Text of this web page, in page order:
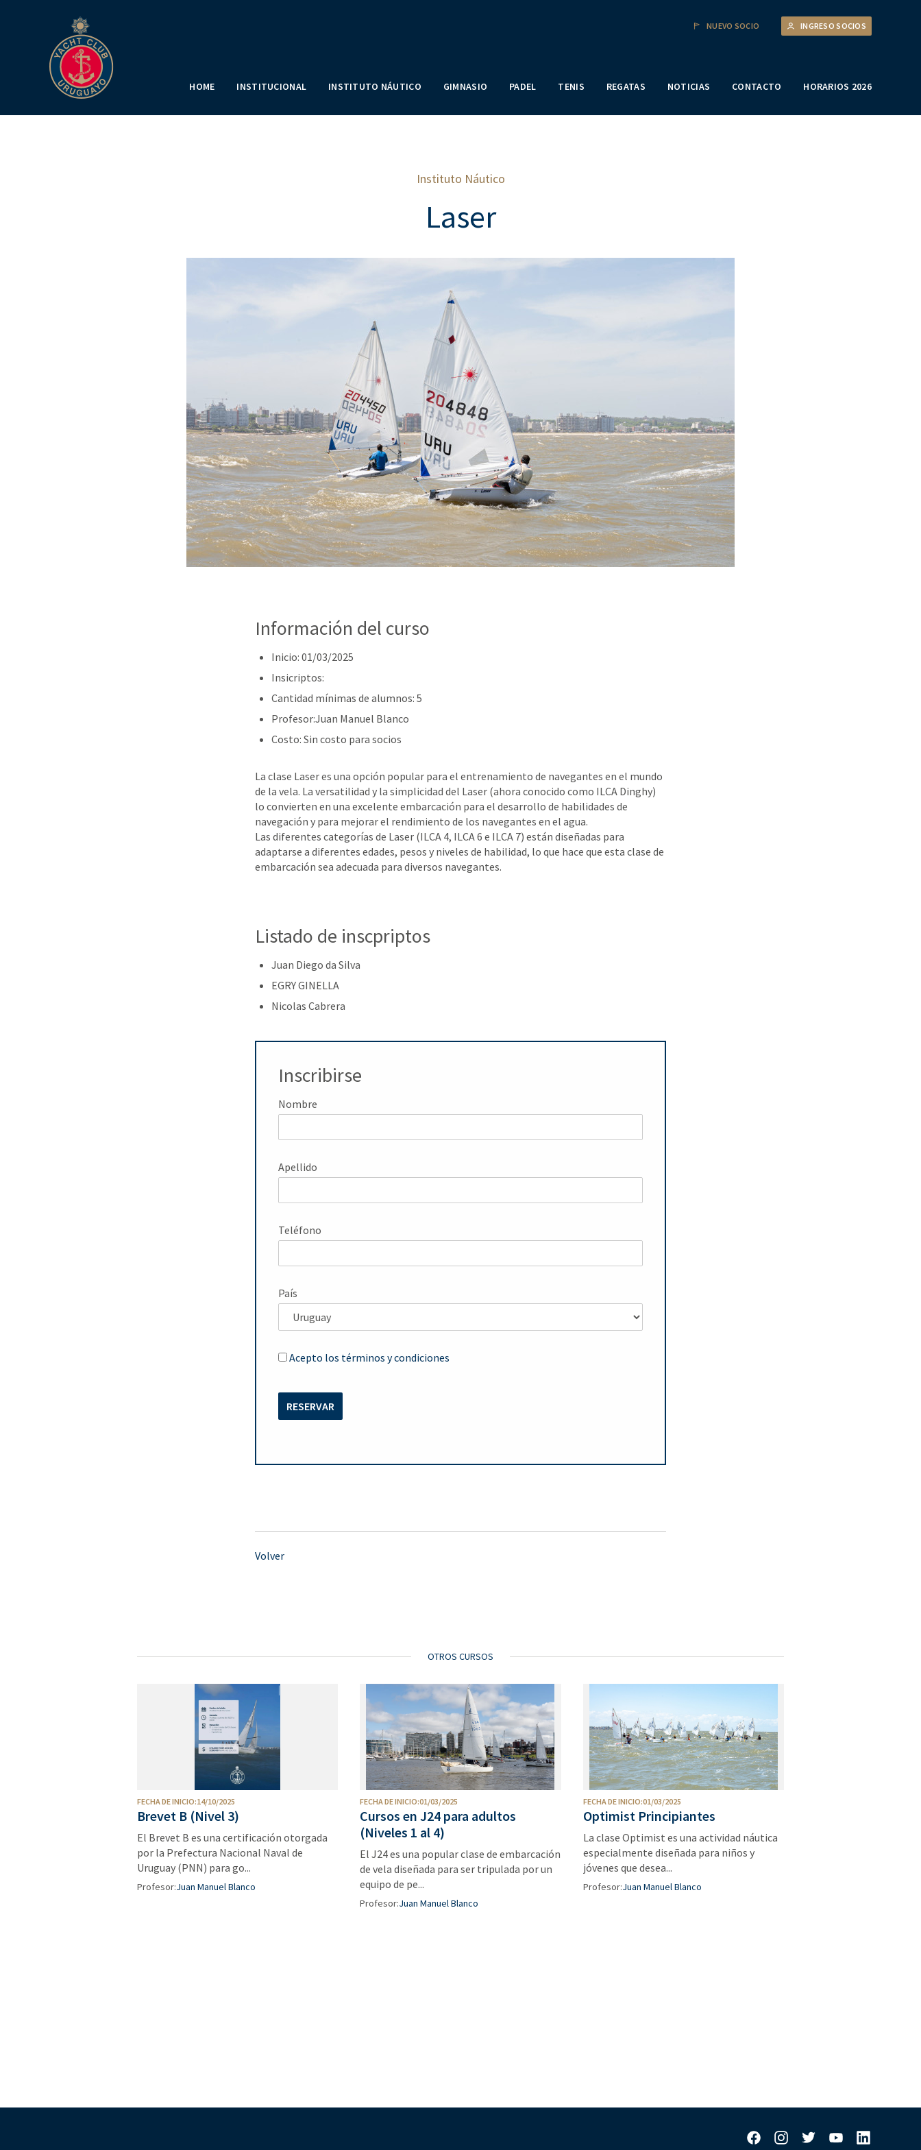
NUEVO SOCIO INGRESO SOCIOS
HOME INSTITUCIONAL INSTITUTO NÁUTICO GIMNASIO PADEL TENIS REGATAS NOTICIAS CONTACTO HORARIOS 2026
Instituto Náutico
Laser
Información del curso
Inicio: 01/03/2025
Insicriptos:
Cantidad mínimas de alumnos: 5
Profesor:Juan Manuel Blanco
Costo: Sin costo para socios
La clase Laser es una opción popular para el entrenamiento de navegantes en el mundo
de la vela. La versatilidad y la simplicidad del Laser (ahora conocido como ILCA Dinghy)
lo convierten en una excelente embarcación para el desarrollo de habilidades de
navegación y para mejorar el rendimiento de los navegantes en el agua.
Las diferentes categorías de Laser (ILCA 4, ILCA 6 e ILCA 7) están diseñadas para
adaptarse a diferentes edades, pesos y niveles de habilidad, lo que hace que esta clase de
embarcación sea adecuada para diversos navegantes.
Listado de inscpriptos
Juan Diego da Silva
EGRY GINELLA
Nicolas Cabrera
Inscribirse
Nombre
Apellido
Teléfono
País
Acepto los términos y condiciones
Volver
OTROS CURSOS
FECHA DE INICIO:14/10/2025
Brevet B (Nivel 3)
El Brevet B es una certificación otorgada
por la Prefectura Nacional Naval de
Uruguay (PNN) para go...
Profesor:Juan Manuel Blanco
FECHA DE INICIO:01/03/2025
Cursos en J24 para adultos
(Niveles 1 al 4)
El J24 es una popular clase de embarcación
de vela diseñada para ser tripulada por un
equipo de pe...
Profesor:Juan Manuel Blanco
FECHA DE INICIO:01/03/2025
Optimist Principiantes
La clase Optimist es una actividad náutica
especialmente diseñada para niños y
jóvenes que desea...
Profesor:Juan Manuel Blanco